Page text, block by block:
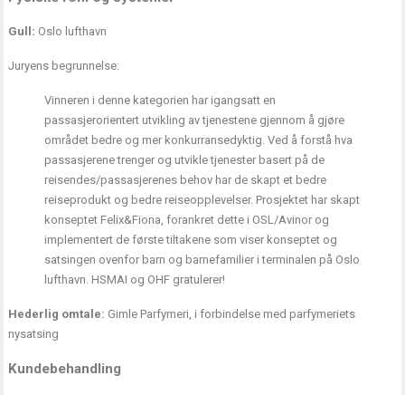
Gull: Oslo lufthavn
Juryens begrunnelse:
Vinneren i denne kategorien har igangsatt en
passasjerorientert utvikling av tjenestene gjennom å gjøre
området bedre og mer konkurransedyktig. Ved å forstå hva
passasjerene trenger og utvikle tjenester basert på de
reisendes/passasjerenes behov har de skapt et bedre
reiseprodukt og bedre reiseopplevelser. Prosjektet har skapt
konseptet Felix&Fiona, forankret dette i OSL/Avinor og
implementert de første tiltakene som viser konseptet og
satsingen ovenfor barn og barnefamilier i terminalen på Oslo
lufthavn. HSMAI og OHF gratulerer!
Hederlig omtale: Gimle Parfymeri, i forbindelse med parfymeriets
nysatsing
Kundebehandling